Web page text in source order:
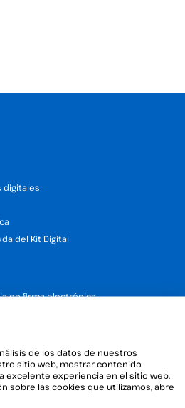
digitales
del Kit Digital
en firma electrónica
(España y LATAM)
de firma electrónica
de los datos de nuestros
sitio web, mostrar contenido
excelente experiencia en el sitio web.
sobre las cookies que utilizamos, abre